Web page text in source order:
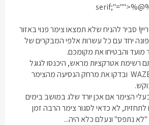
סביר להניח שלא תמצאו צימר פנוי באזור
יחד עם כל עשרות אלפי המבקרים של
מועד והבטיחו את מקומכם.
רשימת אטרקציות מראש, היכנסו לגוגל
מפות או לאפליקציית WAZE ובדקו את מרחק הנסיעה מהצימר
הצימר אם אכן יורד שלג במושב בימים
לתחזית, לא כדאי לסגור צימר הרבה זמן
נתפס" ונעלם כלא היה...